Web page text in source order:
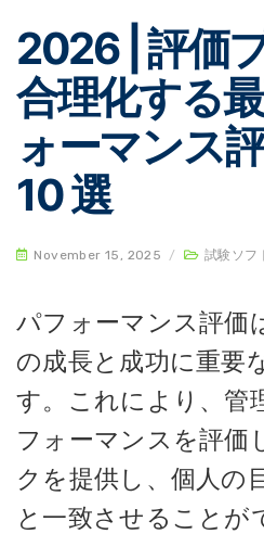
2026 | 評価
合理化する
ォーマンス
10 選
November 15, 2025 / 試験ソフ
パフォーマンス評価
の成長と成功に重要
す。これにより、管
フォーマンスを評価
クを提供し、個人の
と一致させることが